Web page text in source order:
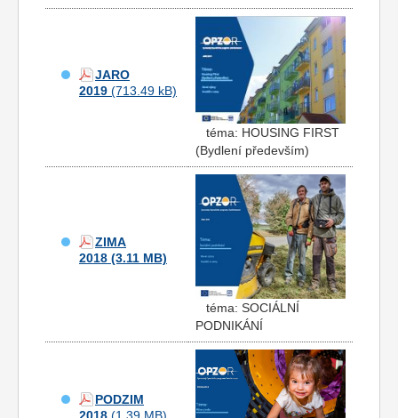
JARO
2019
téma: HOUSING FIRST
(Bydlení především)
ZIMA
2018
téma: SOCIÁLNÍ
PODNIKÁNÍ
PODZIM